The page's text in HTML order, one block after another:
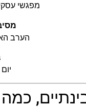
מפגשי
הערב